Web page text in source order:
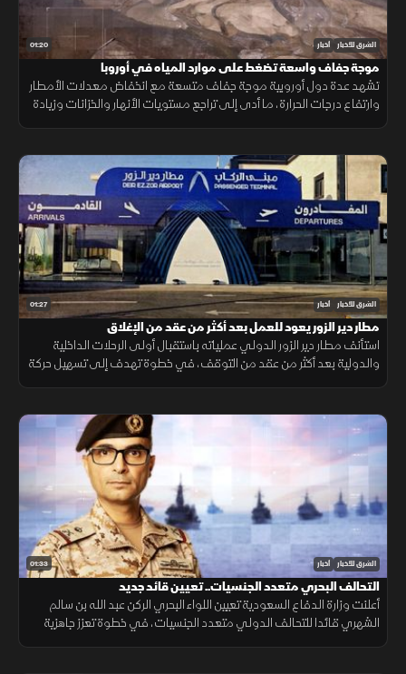
01:20 الشرق للأخبار أخبار
موجة جفاف واسعة تضغط على موارد المياه في أوروبا
تشهد عدة دول أوروبية موجة جفاف متسعة مع انخفاض معدلات الأمطار
وارتفاع درجات الحرارة، ما أدى إلى تراجع مستويات الأنهار والخزانات وزيادة
01:27 الشرق للأخبار أخبار
مطار دير الزور يعود للعمل بعد أكثر من عقد من الإغلاق
استأنف مطار دير الزور الدولي عملياته باستقبال أولى الرحلات الداخلية
والدولية بعد أكثر من عقد من التوقف، في خطوة تهدف إلى تسهيل حركة
01:33 الشرق للأخبار أخبار
التحالف البحري متعدد الجنسيات.. تعيين قائد جديد
أعلنت وزارة الدفاع السعودية تعيين اللواء البحري الركن عبد الله بن سالم
الشهري قائدا للتحالف الدولي متعدد الجنسيات، في خطوة تعزز جاهزية